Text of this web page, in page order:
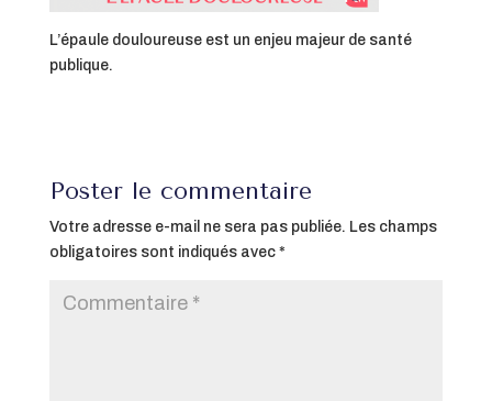
L’épaule douloureuse est un enjeu majeur de santé
publique.
Poster le commentaire
Votre adresse e-mail ne sera pas publiée. Les champs
obligatoires sont indiqués avec *